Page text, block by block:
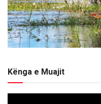
Kënga e Muajit